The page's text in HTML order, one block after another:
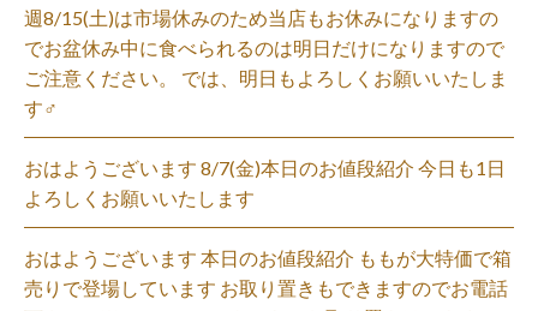
週8/15(土)は市場休みのため当店もお休みになりますの
でお盆休み中に食べられるのは明日だけになりますので
ご注意ください。 では、明日もよろしくお願いいたしま
す‍♂️
おはようございます 8/7(金)本日のお値段紹介 今日も1日
よろしくお願いいたします
おはようございます 本日のお値段紹介 ももが大特価で箱
売りで登場しています お取り置きもできますのでお電話